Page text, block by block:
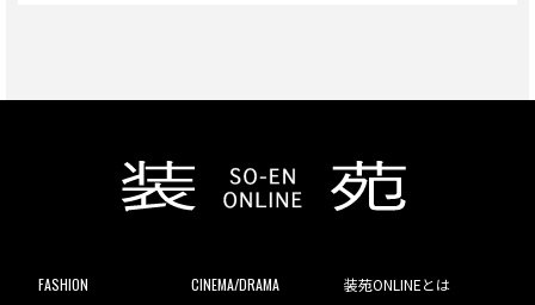
FASHION
CINEMA/DRAMA
装苑ONLINEとは